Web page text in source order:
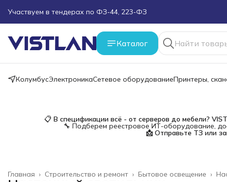
Участвуем в тендерах по ФЗ-44, 223-ФЗ
Поможем подобрать оборудование под ТЗ
Пуско-наладочные работы
Пришлите запрос на e-mail или в чат
Каталог
КолумбусЭлектроникаСетевое оборудованиеПринтеры,
📋В спецификации всё - от серверов до мебели?
🔧 Подберем реестровое ИТ-оборудование,
📩 Отправьте ТЗ или
Бытовое освещение ›
Строительство и ремонт ›
Главная ›